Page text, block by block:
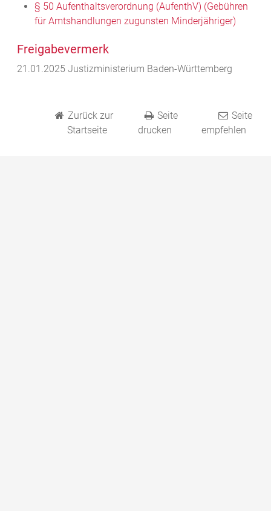
§ 50 Aufenthaltsverordnung (AufenthV) (Gebühren
für Amtshandlungen zugunsten Minderjähriger)
Freigabevermerk
21.01.2025 Justizministerium Baden-Württemberg
Zurück zur
Startseite
Seite
drucken
Seite
empfehlen